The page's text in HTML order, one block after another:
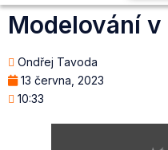
Modelování v
Ondřej Tavoda
13 června, 2023
10:33